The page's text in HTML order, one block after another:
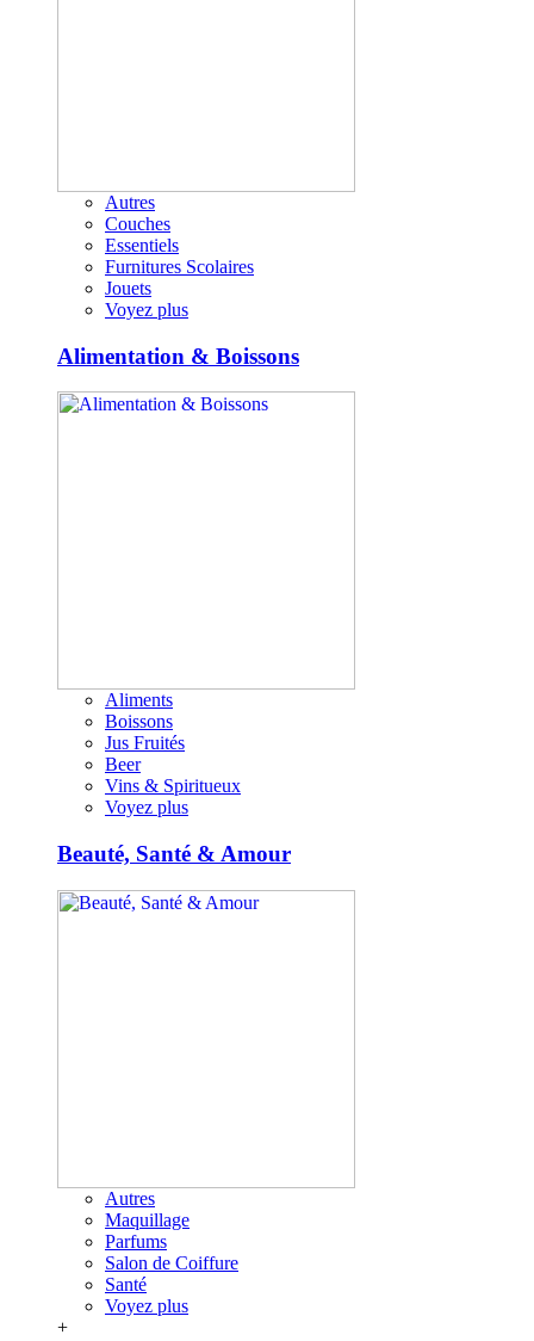
Autres
Couches
Essentiels
Furnitures Scolaires
Jouets
Voyez plus
Alimentation & Boissons
Aliments
Boissons
Jus Fruités
Beer
Vins & Spiritueux
Voyez plus
Beauté, Santé & Amour
Autres
Maquillage
Parfums
Salon de Coiffure
Santé
Voyez plus
+